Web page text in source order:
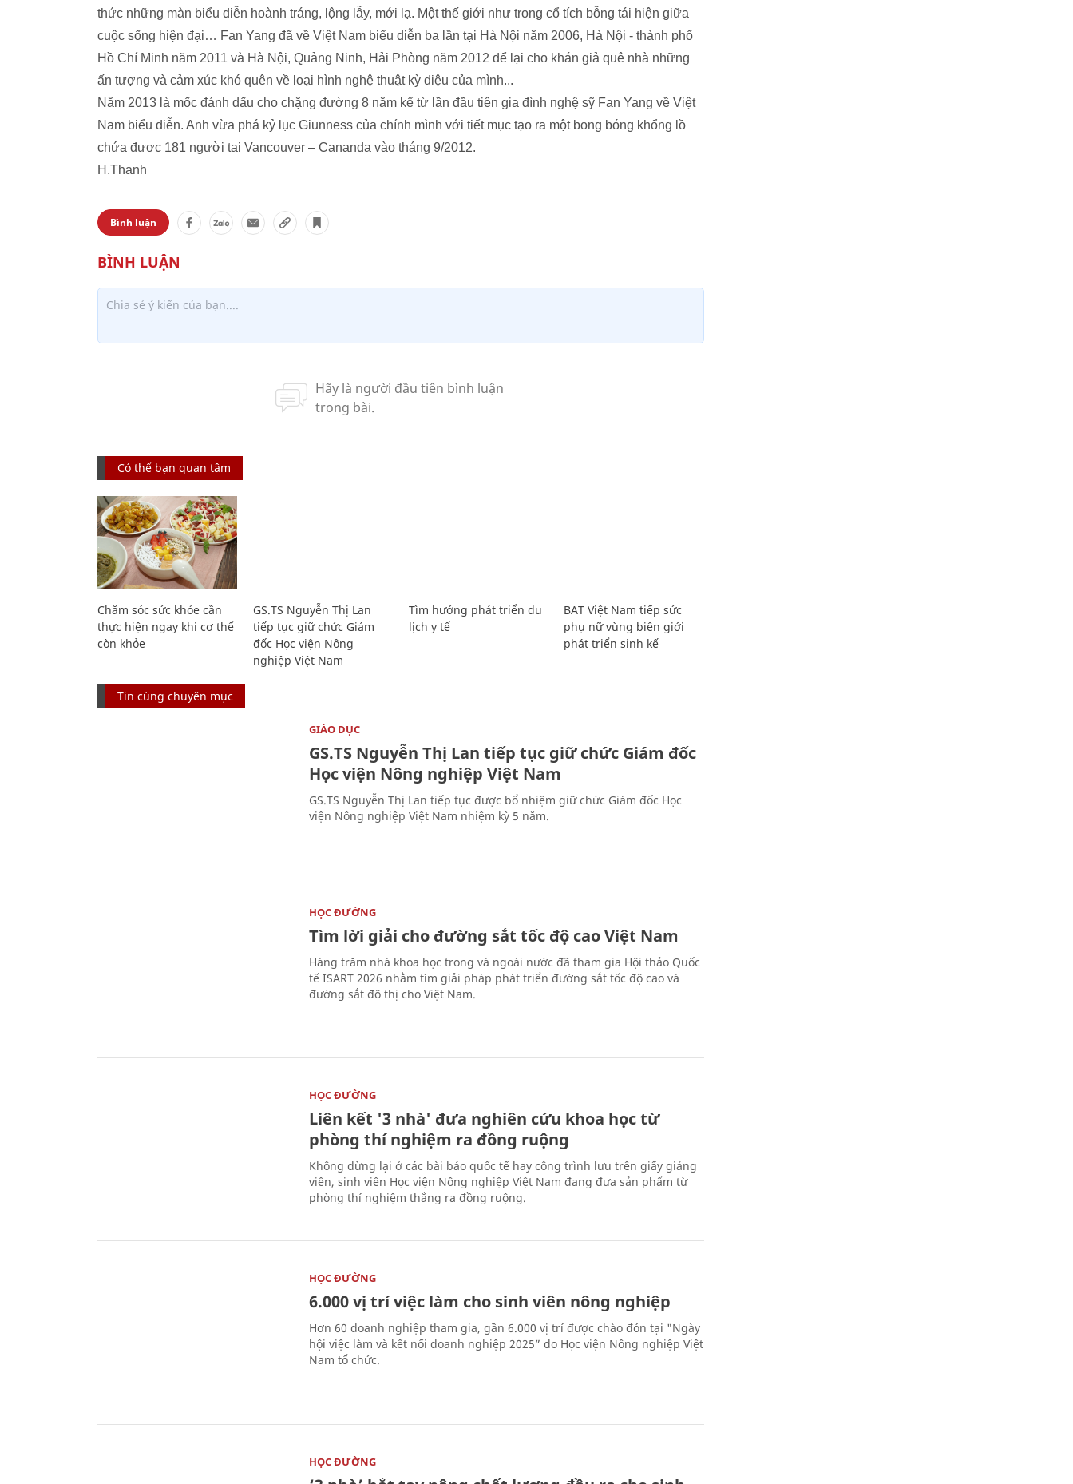
thức những màn biểu diễn hoành tráng, lộng lẫy, mới lạ. Một thế giới như trong cổ tích bỗng tái hiện giữa
cuộc sống hiện đại… Fan Yang đã về Việt Nam biểu diễn ba lần tại Hà Nội năm 2006, Hà Nội - thành phố
Hồ Chí Minh năm 2011 và Hà Nội, Quảng Ninh, Hải Phòng năm 2012 để lại cho khán giả quê nhà những
ấn tượng và cảm xúc khó quên về loại hình nghệ thuật kỳ diệu của mình...
Năm 2013 là mốc đánh dấu cho chặng đường 8 năm kể từ lần đầu tiên gia đình nghệ sỹ Fan Yang về Việt
Nam biểu diễn. Anh vừa phá kỷ lục Giunness của chính mình với tiết mục tạo ra một bong bóng khổng lồ
chứa được 181 người tại Vancouver – Cananda vào tháng 9/2012.
H.Thanh
Bình luận
Có thể bạn quan tâm
Chăm sóc sức khỏe cần
thực hiện ngay khi cơ thể
còn khỏe
GS.TS Nguyễn Thị Lan
tiếp tục giữ chức Giám
đốc Học viện Nông
nghiệp Việt Nam
Tìm hướng phát triển du
lịch y tế
BAT Việt Nam tiếp sức
phụ nữ vùng biên giới
phát triển sinh kế
Tin cùng chuyên mục
GIÁO DỤC
GS.TS Nguyễn Thị Lan tiếp tục giữ chức Giám đốc
Học viện Nông nghiệp Việt Nam
GS.TS Nguyễn Thị Lan tiếp tục được bổ nhiệm giữ chức Giám đốc Học
viện Nông nghiệp Việt Nam nhiệm kỳ 5 năm.
HỌC ĐƯỜNG
Tìm lời giải cho đường sắt tốc độ cao Việt Nam
Hàng trăm nhà khoa học trong và ngoài nước đã tham gia Hội thảo Quốc
tế ISART 2026 nhằm tìm giải pháp phát triển đường sắt tốc độ cao và
đường sắt đô thị cho Việt Nam.
HỌC ĐƯỜNG
Liên kết '3 nhà' đưa nghiên cứu khoa học từ
phòng thí nghiệm ra đồng ruộng
Không dừng lại ở các bài báo quốc tế hay công trình lưu trên giấy giảng
viên, sinh viên Học viện Nông nghiệp Việt Nam đang đưa sản phẩm từ
phòng thí nghiệm thẳng ra đồng ruộng.
HỌC ĐƯỜNG
6.000 vị trí việc làm cho sinh viên nông nghiệp
Hơn 60 doanh nghiệp tham gia, gần 6.000 vị trí được chào đón tại "Ngày
hội việc làm và kết nối doanh nghiệp 2025” do Học viện Nông nghiệp Việt
Nam tổ chức.
HỌC ĐƯỜNG